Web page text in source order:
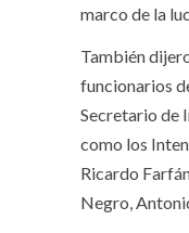
marco de la
También
funcionarios
Secretario de
como los
Ricardo
Negro,